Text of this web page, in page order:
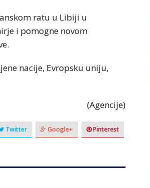
ratu u Libiji u
i pomogne novom
nacije, Evropsku uniju,
(Agencije)
Twitter Google+ Pinterest